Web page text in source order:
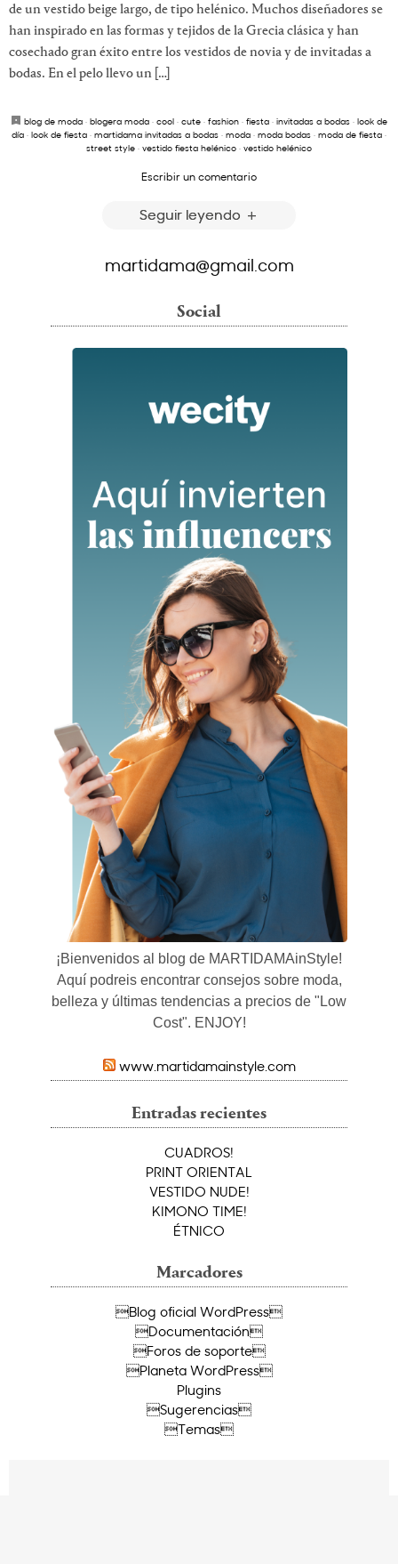
de un vestido beige largo, de tipo helénico. Muchos diseñadores se
han inspirado en las formas y tejidos de la Grecia clásica y han
cosechado gran éxito entre los vestidos de novia y de invitadas a
bodas. En el pelo llevo un […]
blog de moda · blogera moda · cool · cute · fashion · fiesta · invitadas a bodas · look de
día · look de fiesta · martidama invitadas a bodas · moda · moda bodas · moda de fiesta ·
street style · vestido fiesta helénico · vestido helénico
Escribir un comentario
Seguir leyendo
martidama@gmail.com
Social
¡Bienvenidos al blog de MARTIDAMAinStyle!
Aquí podreis encontrar consejos sobre moda,
belleza y últimas tendencias a precios de "Low
Cost". ENJOY!
www.martidamainstyle.com
Entradas recientes
CUADROS!
PRINT ORIENTAL
VESTIDO NUDE!
KIMONO TIME!
ÉTNICO
Marcadores
Blog oficial WordPress
Documentación
Foros de soporte
Planeta WordPress
Plugins
Sugerencias
Temas